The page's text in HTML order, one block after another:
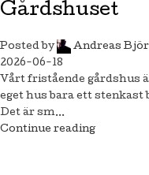
Gårdshuset
Posted by
Andreas
2026-06-18
Vårt fristående gårdshus
eget hus bara ett
Det är sm...
Continue reading